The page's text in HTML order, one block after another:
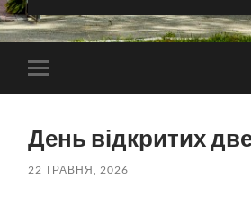
Перемкнути
мобільне
День відкритих
22 ТРАВНЯ, 2026